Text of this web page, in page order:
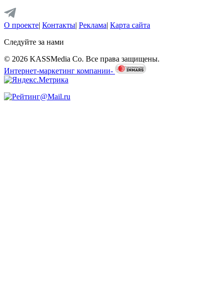
О проекте| Контакты| Реклама| Карта сайта
Следуйте за нами
© 2026 KASSMedia Co. Все права защищены.
Интернет-маркетинг компании-